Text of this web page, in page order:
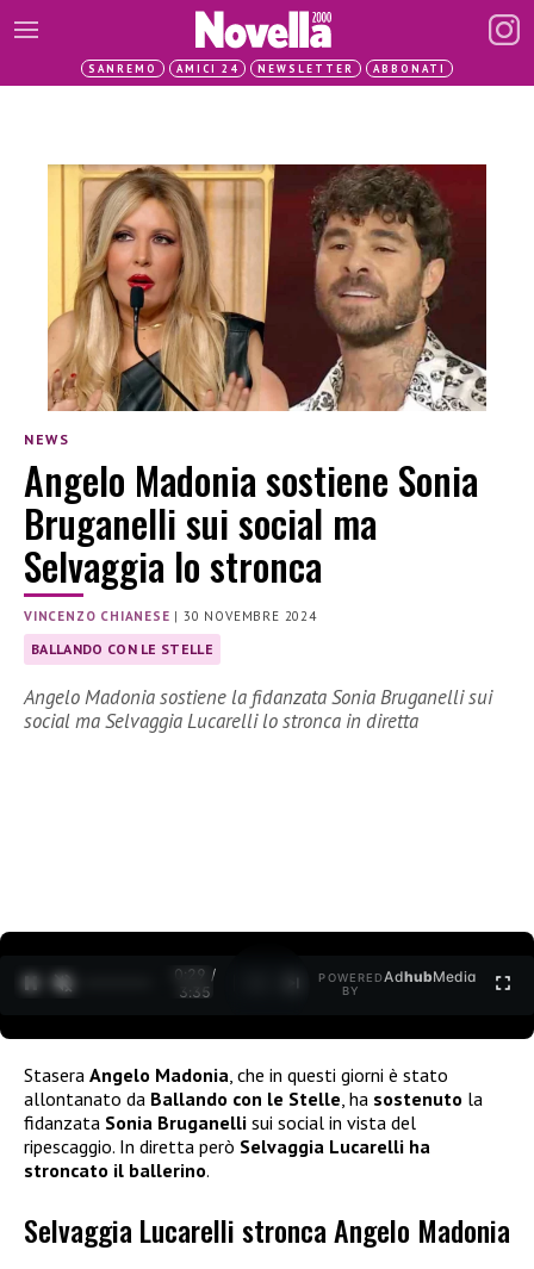
SANREMO AMICI 24 NEWSLETTER ABBONATI
NEWS
Angelo Madonia sostiene Sonia
Bruganelli sui social ma
Selvaggia lo stronca
VINCENZO CHIANESE |30 NOVEMBRE 2024
BALLANDO CON LE STELLE
Angelo Madonia sostiene la fidanzata Sonia Bruganelli sui
social ma Selvaggia Lucarelli lo stronca in diretta
0:30 /
3:35
POWERED
BY
AdhubMedia
Stasera Angelo Madonia , che in questi giorni è stato
allontanato da Ballando con le Stelle , ha sostenuto la
fidanzata Sonia Bruganelli sui social in vista del
ripescaggio. In diretta però Selvaggia Lucarelli ha
stroncato il ballerino.
Selvaggia Lucarelli stronca Angelo Madonia